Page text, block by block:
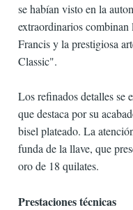
se habían visto en la
extraordinarios
Francis y la prestigiosa
Classic".
Los refinados detalles se
que destaca por su
bisel plateado. La
funda de la llave, que
oro de 18 quilates.
Prestaciones técnicas